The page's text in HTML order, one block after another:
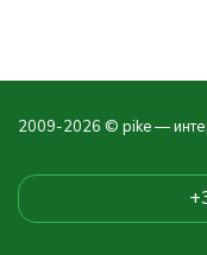
2009-2026 © pike —